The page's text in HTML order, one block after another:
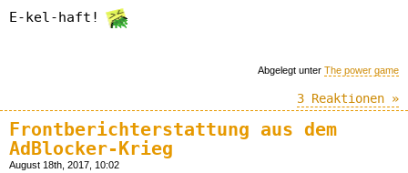
E-kel-haft!
Abgelegt unter The power game
3 Reaktionen »
Frontberichterstattung aus dem
AdBlocker-Krieg
August 18th, 2017, 10:02